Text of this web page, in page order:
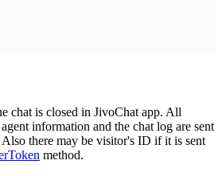
chat is closed in JivoChat app. All
information and the chat log are sent
Also there may be visitor's ID if it is sent
method.